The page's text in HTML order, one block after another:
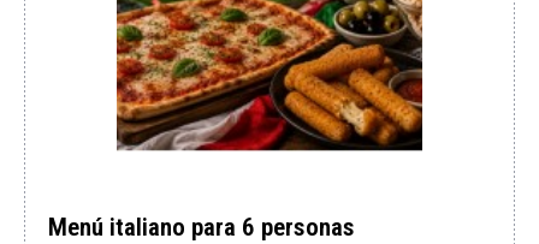
Menú italiano para 6 personas